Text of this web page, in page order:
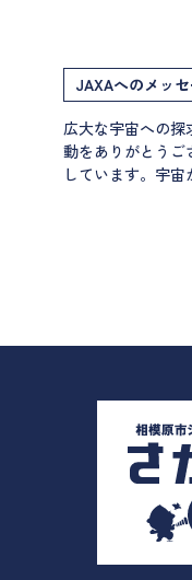
JAXAへのメッ
広大な宇宙への
動をありがとうご
しています。宇宙